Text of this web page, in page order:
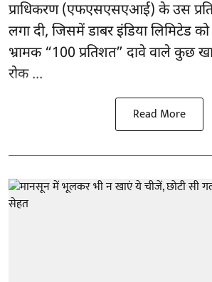
प्राधिकरण(एफएसएसएआई) के उस
लगा दी, जिसमें डाबर इंडिया लिमिटेड
भ्रामक “100 प्रतिशत” दावे वाले कुछ
रोक ...
Read More